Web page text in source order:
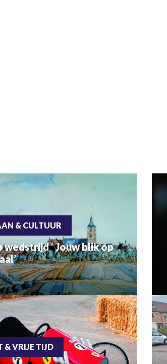
& CULTUUR
wedstrijd ‘ Jouw blik op
& VRIJE TIJD